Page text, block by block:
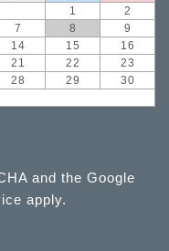
1
2
7 8
9
14 15
16
21 22
23
28 29
30
and the Google
apply.